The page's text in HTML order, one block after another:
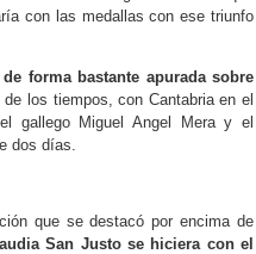
con las medallas con ese triunfo
forma bastante apurada sobre
los tiempos, con Cantabria en el
gallego Miguel Angel Mera y el
dos días.
que se destacó por encima de
San Justo se hiciera con el